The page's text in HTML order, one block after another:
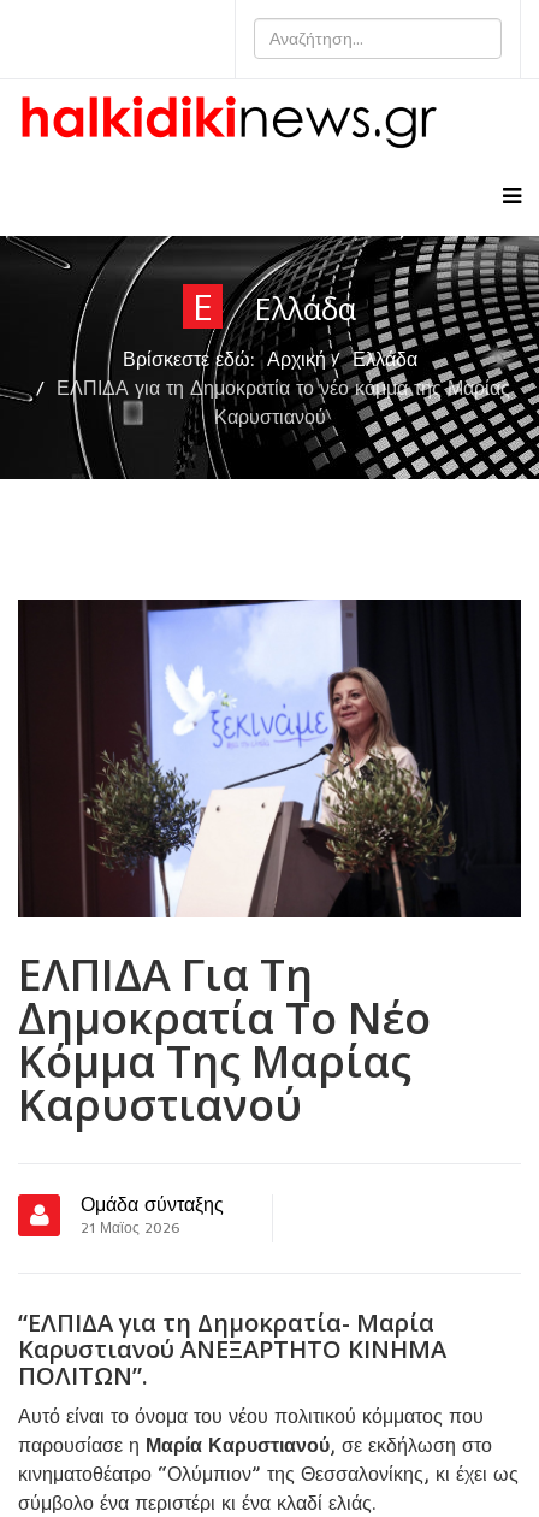
Ε Ελλάδα
Βρίσκεστε εδώ:Αρχική
Ελλάδα
ΕΛΠΙΔΑ για τη Δημοκρατία το νέο κόμμα της Μαρίας
Καρυστιανού
ΕΛΠΙΔΑ Για Τη
Δημοκρατία Το Νέο
Κόμμα Της Μαρίας
Καρυστιανού
Ομάδα σύνταξης
21 Μαϊος 2026
“ΕΛΠΙΔΑ για τη Δημοκρατία- Μαρία
Καρυστιανού ΑΝΕΞΑΡΤΗΤΟ ΚΙΝΗΜΑ
ΠΟΛΙΤΩΝ”.
Αυτό είναι το όνομα του νέου πολιτικού κόμματος που
παρουσίασε η Μαρία Καρυστιανού, σε εκδήλωση στο
κινηματοθέατρο “Ολύμπιον” της Θεσσαλονίκης, κι έχει ως
σύμβολο ένα περιστέρι κι ένα κλαδί ελιάς.